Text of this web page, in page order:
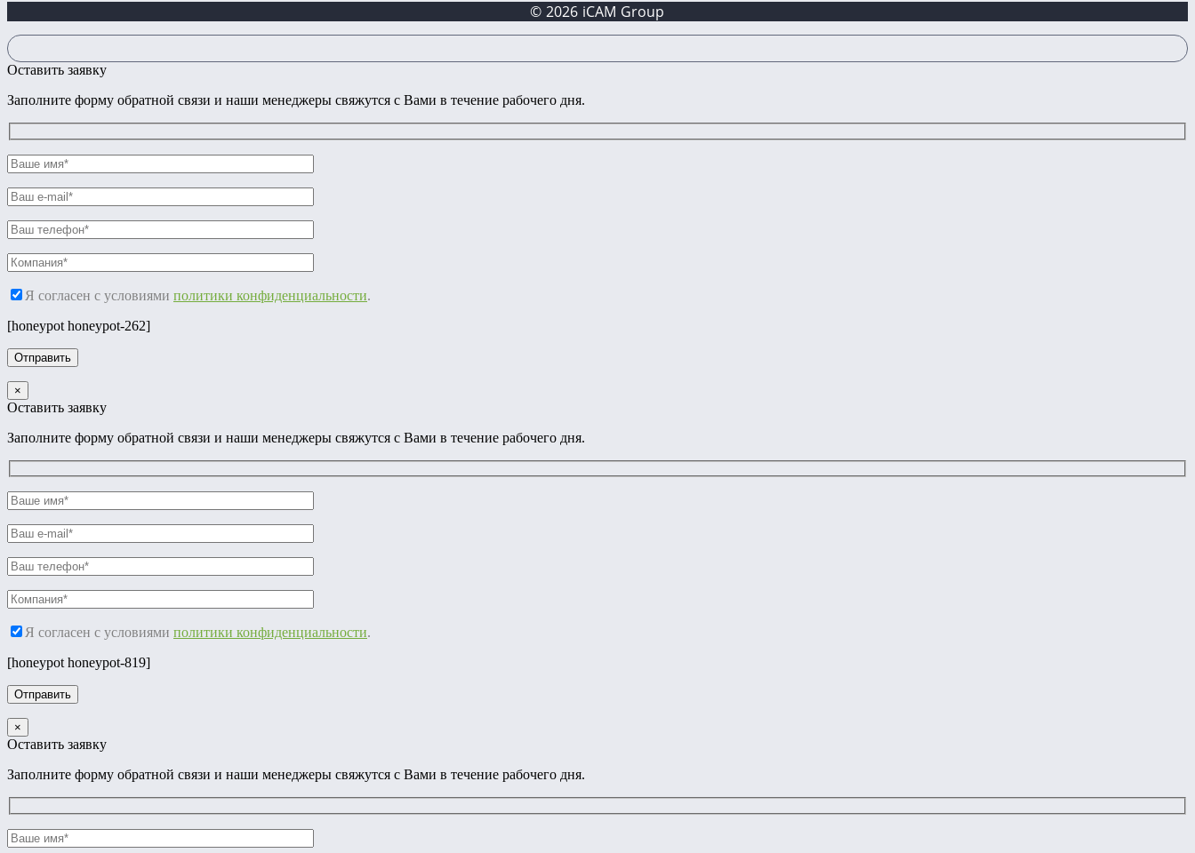
© 2026 iCAM Group
Оставить заявку
Заполните форму обратной связи и наши менеджеры свяжутся с Вами в течение рабочего дня.
Я согласен с условиями политики конфиденциальности.
[honeypot honeypot-262]
×
Оставить заявку
Заполните форму обратной связи и наши менеджеры свяжутся с Вами в течение рабочего дня.
Я согласен с условиями политики конфиденциальности.
[honeypot honeypot-819]
×
Оставить заявку
Заполните форму обратной связи и наши менеджеры свяжутся с Вами в течение рабочего дня.